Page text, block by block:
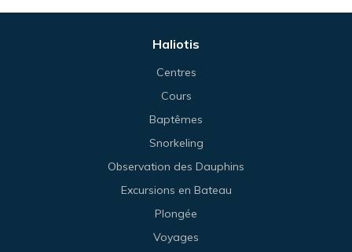
Haliotis
Centres
Cours
Baptêmes
Snorkeling
Observation des Dauphins
Excursions en Bateau
Plongée
Voyages